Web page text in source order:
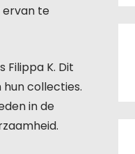
ervan te
K. Dit
collecties.
in de